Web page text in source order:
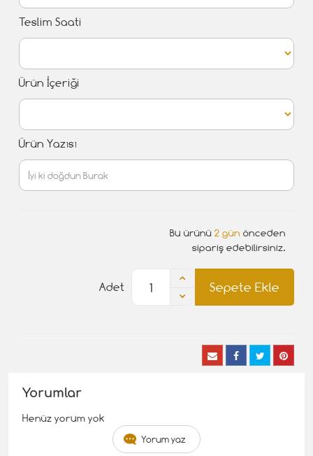
Teslim Saati
Ürün İçeriği
Ürün Yazısı
Bu ürünü 2 gün önceden
sipariş edebilirsiniz.
Sepete Ekle
Adet
Yorumlar
Henüz yorum yok
Yorum yaz